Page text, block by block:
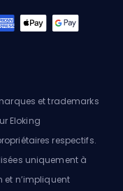
et trademarks
Eloking
respectifs.
uniquement à
et n’impliquent